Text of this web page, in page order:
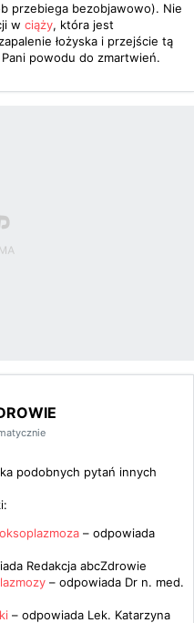
przebiega bezobjawowo). Nie
w ciąży, która jest
łożyska i przejście tą
powodu do zmartwień.
podobnych pytań innych
– odpowiada
Redakcja abcZdrowie
– odpowiada Dr n. med.
– odpowiada Lek. Katarzyna